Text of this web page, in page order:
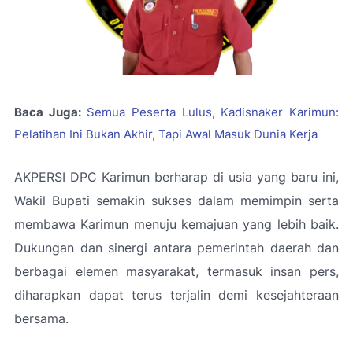
Baca Juga: Semua Peserta Lulus, Kadisnaker Karimun:
Pelatihan Ini Bukan Akhir, Tapi Awal Masuk Dunia Kerja
AKPERSI DPC Karimun berharap di usia yang baru ini,
Wakil Bupati semakin sukses dalam memimpin serta
membawa Karimun menuju kemajuan yang lebih baik.
Dukungan dan sinergi antara pemerintah daerah dan
berbagai elemen masyarakat, termasuk insan pers,
diharapkan dapat terus terjalin demi kesejahteraan
bersama.